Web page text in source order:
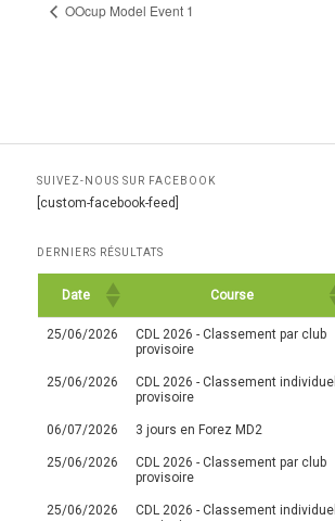
OOcup Model Event 1
SUIVEZ-NOUS SUR FACEBOOK
[custom-facebook-feed]
DERNIERS RÉSULTATS
Date Course
25/06/2026
CDL 2026 - Classement par club
provisoire
25/06/2026
CDL 2026 - Classement individuel
provisoire
06/07/2026 3 jours en Forez MD2
25/06/2026
CDL 2026 - Classement par club
provisoire
25/06/2026
CDL 2026 - Classement individuel